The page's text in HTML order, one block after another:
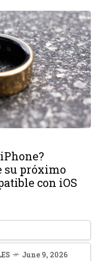
su próximo
con iOS
June 9, 2026